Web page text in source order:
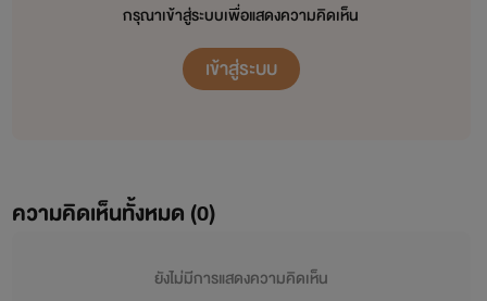
กรุณาเข้าสู่ระบบเพื่อแสดงความคิดเห็น
เข้าสู่ระบบ
ความคิดเห็นทั้งหมด (0)
ยังไม่มีการแสดงความคิดเห็น